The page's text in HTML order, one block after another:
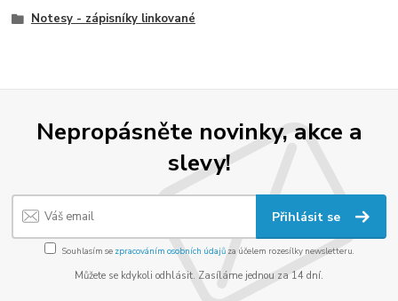
Notesy - zápisníky linkované
Nepropásněte novinky, akce a
slevy!
Přihlásit se
Souhlasím se zpracováním osobních údajůza účelem rozesílky newsletteru.
Můžete se kdykoli odhlásit. Zasíláme jednou za 14 dní.